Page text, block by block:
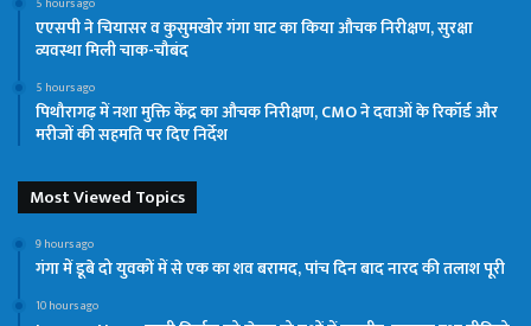
5 hours ago
एएसपी ने चियासर व कुसुमखोर गंगा घाट का किया औचक निरीक्षण, सुरक्षा
व्यवस्था मिली चाक-चौबंद
5 hours ago
पिथौरागढ़ में नशा मुक्ति केंद्र का औचक निरीक्षण, CMO ने दवाओं के रिकॉर्ड और
मरीजों की सहमति पर दिए निर्देश
Most Viewed Topics
9 hours ago
गंगा में डूबे दो युवकों में से एक का शव बरामद, पांच दिन बाद नारद की तलाश पूरी
10 hours ago